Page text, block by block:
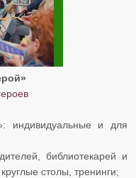
индивидуальные и для
библиотекарей и
столы, тренинги;